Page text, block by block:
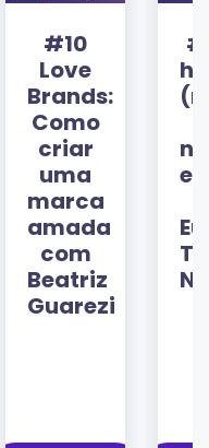
das
nossas
com
Eurides
Terence,
Nohelmet